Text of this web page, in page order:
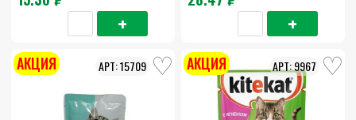
15709
АКЦИЯ 9967
АКЦИЯ